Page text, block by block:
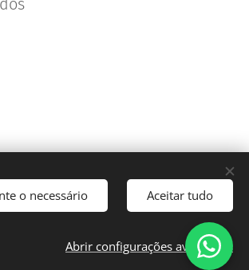
o necessário Aceitar tudo
Abrir configurações avançadas